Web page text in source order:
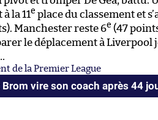
la 11e place du classement et
Manchester reste 6e (47
le déplacement à
de la Premier League
Brom vire son coach après 44